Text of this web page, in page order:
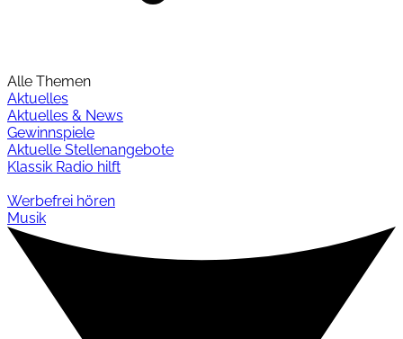
Alle Themen
Aktuelles
Aktuelles & News
Gewinnspiele
Aktuelle Stellenangebote
Klassik Radio hilft
Werbefrei hören
Musik